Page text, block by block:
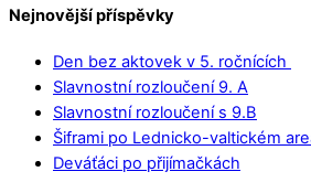
Nejnovější příspěvky
Den bez aktovek v 5. ročnících
Slavnostní rozloučení 9. A
Slavnostní rozloučení s 9.B
Šiframi po Lednicko-valtickém
Deváťáci po přijímačkách